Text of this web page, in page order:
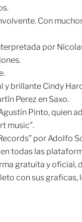
Con
por
brillante Cindy
Perez en Saxo.
Pinto, quien
music”.
por Adolfo
todas las
gratuita y oficial,
con sus graficas,